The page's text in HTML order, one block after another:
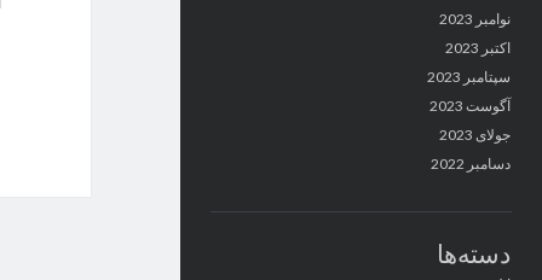
نوامبر 2023
اکتبر 2023
سپتامبر 2023
آگوست 2023
جولای 2023
دسامبر 2022
دسته‌ها